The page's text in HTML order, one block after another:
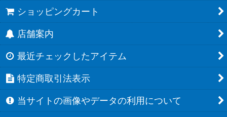
ショッピングカート
店舗案内
最近チェックしたアイテム
特定商取引法表示
当サイトの画像やデータの利用について